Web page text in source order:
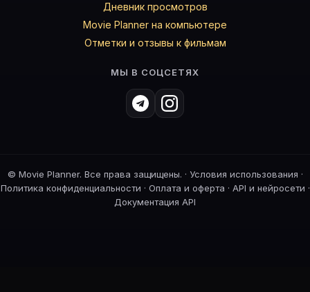
Дневник просмотров
Movie Planner на компьютере
Отметки и отзывы к фильмам
МЫ В СОЦСЕТЯХ
© Movie Planner. Все права защищены. · Условия использования ·
Политика конфиденциальности · Оплата и оферта · API и нейросети ·
Документация API